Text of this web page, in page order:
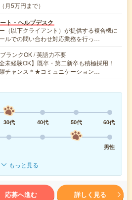
月5万円まで）
ト・ヘルプデスク
（以下クライアント）が提供する複合機に
ルでの問い合わせ対応業務を行っ…
ランクOK / 英語力不要
未経験OK】既卒・第二新卒も積極採用！
チャンス＊★コミュニケーション…
30代 40代 50代
60代
男性
もっと見る
応募へ進む 詳しく見る